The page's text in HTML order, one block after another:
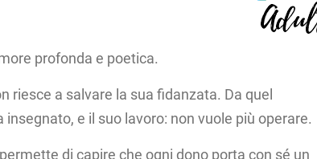
profonda e poetica.
riesce a salvare la sua fidanzata. Da quel
e il suo lavoro: non vuole più operare.
di capire che ogni dono porta con sé un